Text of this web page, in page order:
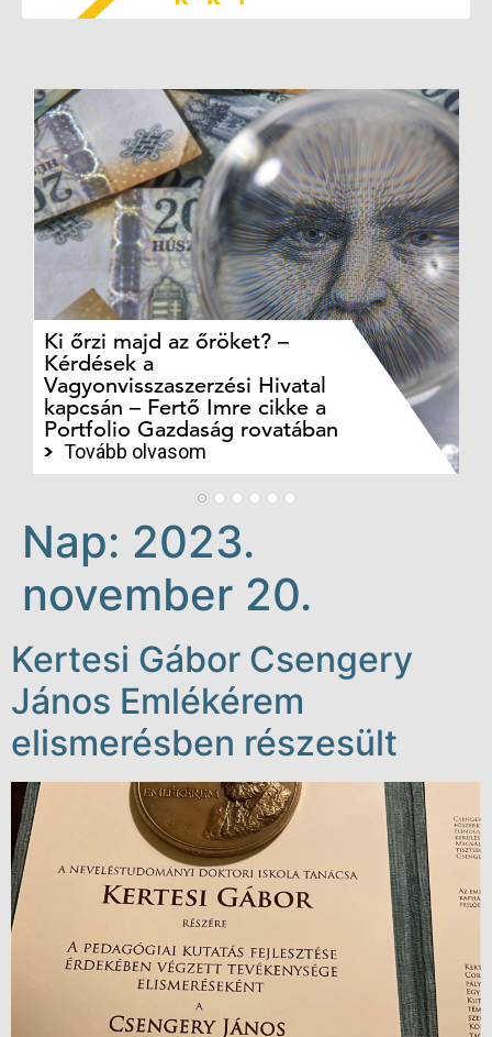
Ki őrzi majd az őröket? –
Kérdések a
Vagyonvisszaszerzési Hivatal
kapcsán – Fertő Imre cikke a
Portfolio Gazdaság rovatában
Tovább olvasom
Nap: 2023.
november 20.
Kertesi Gábor Csengery
János Emlékérem
elismerésben részesült